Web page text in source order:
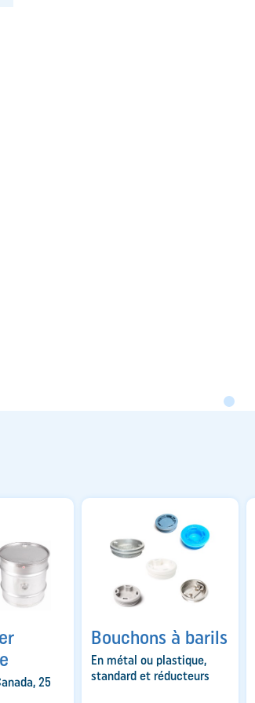
25
Bouchons à barils
En métal ou plastique,
standard et réducteurs